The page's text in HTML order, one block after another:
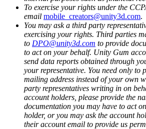
To exercise your rights under the
email mobile_creators@unity3d.com.
You may ask a third party
exercising your rights. Third parties
to DPO@unity3d.com to provide
to act on your behalf. Unity Gum
send data reports obtained through
your representative. You need only to
mailing address instead of your own
party representatives writing in on
account holders, please provide the
documentation you may have to act
holder, or you may ask the account
their account email to provide us